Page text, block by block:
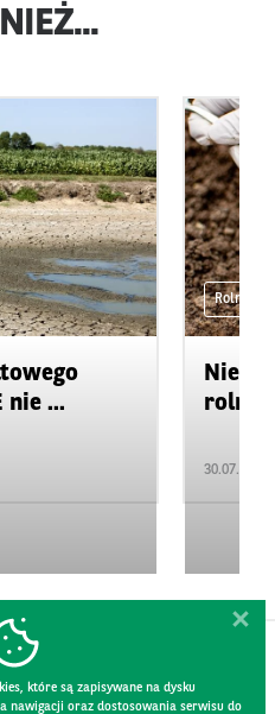
nie ...
30.07.2026
które są zapisywane na dysku
nawigacji oraz dostosowania serwisu do